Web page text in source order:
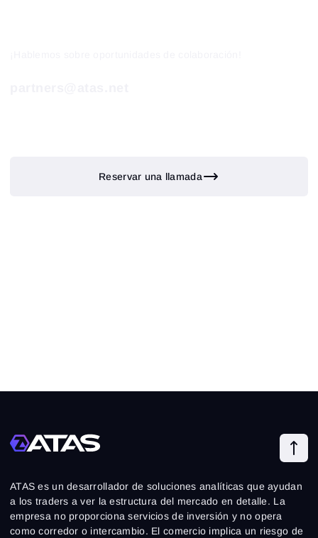
Reservar una llamada
ATAS es un desarrollador de soluciones analíticas que ayudan
a los traders a ver la estructura del mercado en detalle. La
empresa no proporciona servicios de inversión y no opera
como corredor o intercambio. El comercio implica un riesgo de